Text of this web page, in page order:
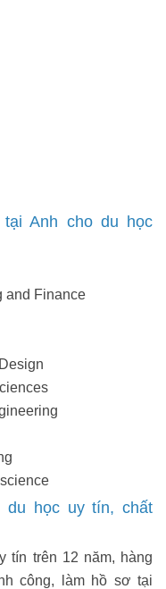
Anh cho du học
and Finance
du học uy tín, chất
tín trên 12 năm, hàng
công, làm hồ sơ tại